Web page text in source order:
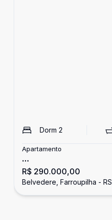
Dorm 2
Apartamento
...
R$ 290.000,00
Belvedere, Farroupilha - RS